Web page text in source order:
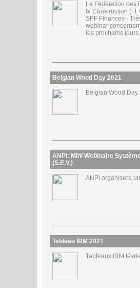
La Fédération des
la Construction
SPF Finances -
webinar
les prochains jours
Belgian Wood Day 2021
Belgian Wood Day
ANPI: Mini Webinaire
(S.E.V.)
ANPI organisera
Tableau IRM 2021
Tableaux IRM